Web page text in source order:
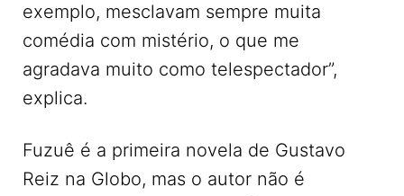
exemplo, mesclavam sempre muita
comédia com mistério, o que me
agradava muito como telespectador”,
explica.
Fuzuê é a primeira novela de Gustavo
Reiz na Globo, mas o autor não é